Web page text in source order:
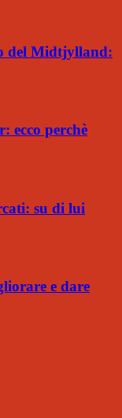
del Midtjylland:
ecco perchè
su di lui
e dare